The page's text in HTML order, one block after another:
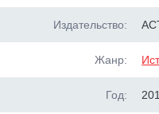
Издательство:
Жанр:
Год: